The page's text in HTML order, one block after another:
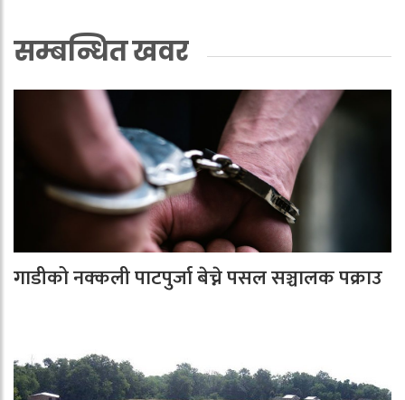
सम्बन्धित खवर
गाडीको नक्कली पाटपुर्जा बेच्ने पसल सञ्चालक पक्राउ